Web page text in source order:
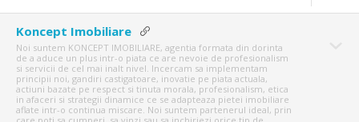
Koncept Imobiliare
Noi suntem KONCEPT IMOBILIARE, agentia formata din dorinta
de a aduce un plus intr-o piata ce are nevoie de profesionalism
si servicii de cel mai inalt nivel. Incercam sa implementam
principii noi, gandiri castigatoare, inovatie pe piata actuala,
actiuni bazate pe respect si tinuta morala, profesionalism, etica
in afaceri si strategii dinamice ce se adapteaza pietei imobiliare
aflate intr-o continua miscare. Noi suntem partenerul ideal, prin